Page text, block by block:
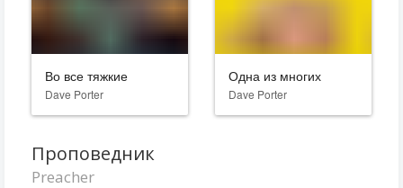
Во все тяжкие
Dave Porter
Одна из многих
Dave Porter
Проповедник
Preacher